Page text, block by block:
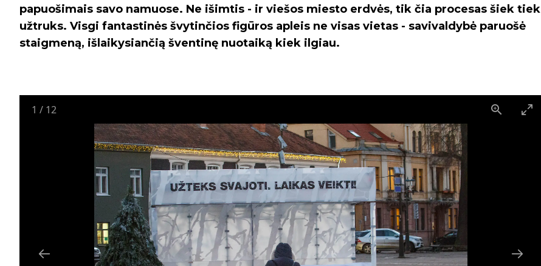
papuošimais savo namuose. Ne išimtis - ir viešos miesto erdvės, tik čia procesas šiek tiek
užtruks. Visgi fantastinės švytinčios figūros apleis ne visas vietas - savivaldybė paruošė
staigmeną, išlaikysiančią šventinę nuotaiką kiek ilgiau.
1 / 12